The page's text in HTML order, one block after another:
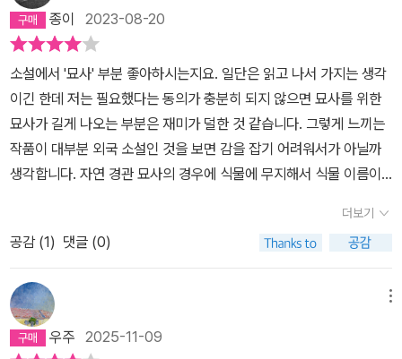
종이 2023-08-20
소설에서 '묘사' 부분 좋아하시는지요. 일단은 읽고 나서 가지는 생각
이긴 한데 저는 필요했다는 동의가 충분히 되지 않으면 묘사를 위한
묘사가 길게 나오는 부분은 재미가 덜한 것 같습니다. 그렇게 느끼는
작품이 대부분 외국 소설인 것을 보면 감을 잡기 어려워서가 아닐까
생각합니다. 자연 경관 묘사의 경우에 식물에 무지해서 식물 이름이
게 되거든요. 이 소설에 묘사가 꽤 길게 자주 나옵니다. 파리 사람들이
걷기를 좋아한다는 말을 들었어요. 걷기 좋은 아름다운 도시라서 그
렇겠죠. 여튼 백 오십여년 전의 이 소설 속 인물들도 자주 걷는데요,
중심 인물들이 걷기 시작하면 은근히 걱정이 됩니다. 혼자서 또는 여
럿이서 걷기 시작하면 작가는 이들이 걸으며 보는 주변을 상세하게
묘사하거든요. 이들이 누구냐하면 인상주의 화가들 아니겠습니까. 해
더보기
공감 (1) 댓글 (0)
우주 2025-11-09